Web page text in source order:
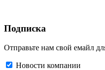
Подписка
Отправьте нам свой емайл
Новости компании